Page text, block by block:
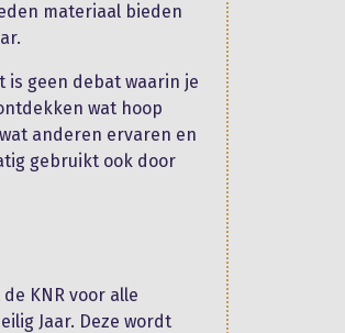
materiaal bieden
is geen debat waarin je
wat hoop
anderen ervaren en
gebruikt ook door
KNR voor alle
Jaar. Deze wordt